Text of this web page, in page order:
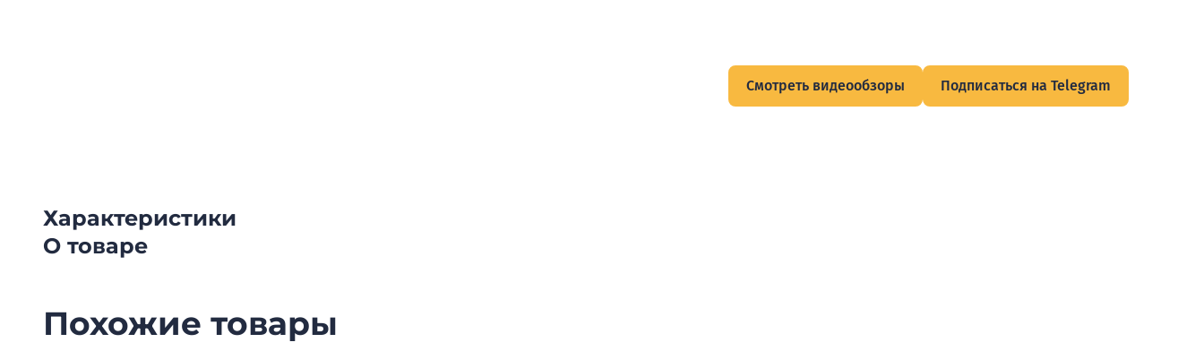
Смотреть видеообзоры Подписаться на Telegram
Характеристики
О товаре
Похожие товары